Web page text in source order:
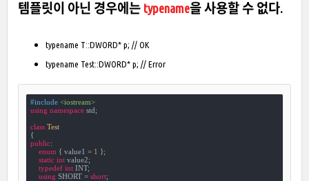
템플릿이 아닌 경우에는 typename을 사용할 수 없다.
typename T::DWORD* p; // OK
typename Test::DWORD* p; // Error
#include <iostream>
using namespace std;
class Test
{
public:
enum { value1 = 1 };
static int value2;
typedef int INT;
using SHORT = short;